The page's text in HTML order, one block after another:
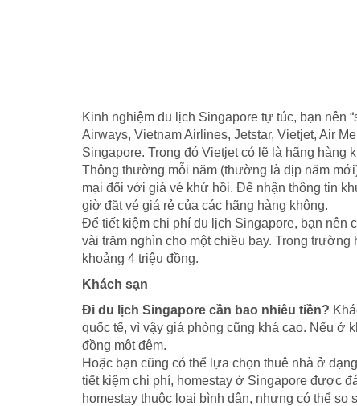
Kinh nghiệm du lịch Singapore tự túc, bạn nên
Airways, Vietnam Airlines, Jetstar, Vietjet, Air
Singapore. Trong đó Vietjet có lẽ là hãng hàng
Thông thường mỗi năm (thường là dịp năm
mại đối với giá vé khứ hồi. Để nhận thông tin
giờ đặt vé giá rẻ của các hãng hàng không.
Để tiết kiệm chi phí du lịch Singapore, bạn nên
vài trăm nghìn cho một chiều bay. Trong
khoảng 4 triệu đồng.
Khách sạn
Đi du lịch Singapore cần bao nhiêu tiền?
quốc tế, vì vậy giá phòng cũng khá cao. Nếu ở
đồng một đêm.
Hoặc bạn cũng có thể lựa chọn thuê nhà ở
tiết kiệm chi phí, homestay ở Singapore được
homestay thuộc loại bình dân, nhưng có thể so